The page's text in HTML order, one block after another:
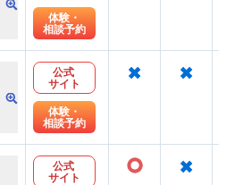
体験・
相談予約
公式
サイト
体験・
相談予約
× ×
公式
サイト
○ ×